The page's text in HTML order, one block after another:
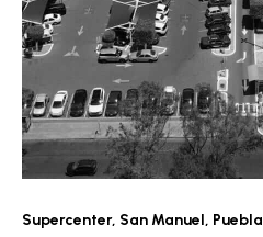
Supercenter, San Manuel, Puebla